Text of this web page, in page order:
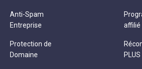
Anti-Spam
Entreprise
Protection de
Domaine
affilié
PLUS